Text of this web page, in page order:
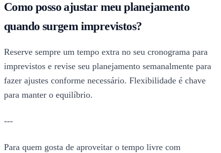
Como posso ajustar meu planejamento
quando surgem imprevistos?
Reserve sempre um tempo extra no seu cronograma para
imprevistos e revise seu planejamento semanalmente para
fazer ajustes conforme necessário. Flexibilidade é chave
para manter o equilíbrio.
---
Para quem gosta de aproveitar o tempo livre com